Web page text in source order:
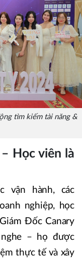
tìm kiếm tài năng &
Học viên là
vận hành, các
nghiệp, học
Đốc Canary
– họ được
thực tế và xây